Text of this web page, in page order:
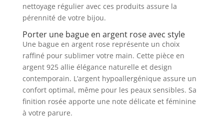
nettoyage régulier avec ces produits assure la
pérennité de votre bijou.
Porter une bague en argent rose avec style
Une bague en argent rose représente un choix
raffiné pour sublimer votre main. Cette pièce en
argent 925 allie élégance naturelle et design
contemporain. L’argent hypoallergénique assure un
confort optimal, même pour les peaux sensibles. Sa
finition rosée apporte une note délicate et féminine
à votre parure.